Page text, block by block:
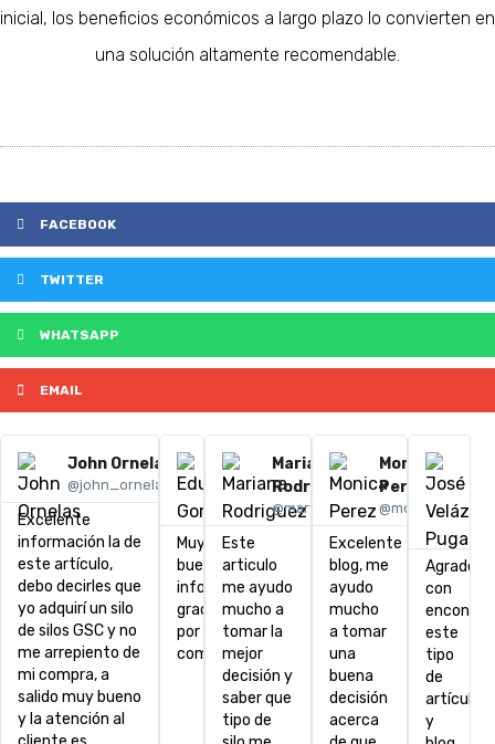
inicial, los beneficios económicos a largo plazo lo convierten en
una solución altamente recomendable.
FACEBOOK
TWITTER
WHATSAPP
EMAIL
John Ornelas
@john_ornelas12
Excelente
información la de
este artículo,
debo decirles que
yo adquirí un silo
de silos GSC y no
me arrepiento de
mi compra, a
salido muy bueno
y la atención al
Eduardo
Gomez
@eduugomez
Muy
buena
información,
gracias
por
compartir
Mariana
Rodriguez
@maryrod_1
Este
articulo
me ayudo
mucho a
tomar la
mejor
decisión y
saber que
tipo de
Monica
Perez
@monii_pz
Excelente
blog, me
ayudo
mucho
a tomar
una
buena
decisión
acerca
con
este
tipo
de
artículos
y